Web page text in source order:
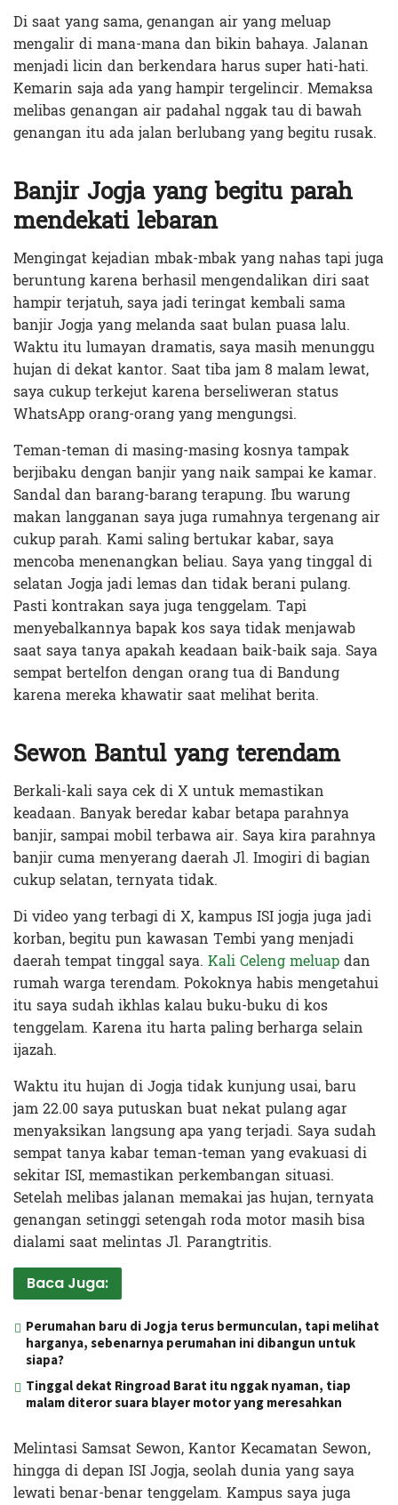
Di saat yang sama, genangan air yang meluap
mengalir di mana-mana dan bikin bahaya. Jalanan
menjadi licin dan berkendara harus super hati-hati.
Kemarin saja ada yang hampir tergelincir. Memaksa
melibas genangan air padahal nggak tau di bawah
genangan itu ada jalan berlubang yang begitu rusak.
Banjir Jogja yang begitu parah
mendekati lebaran
Mengingat kejadian mbak-mbak yang nahas tapi juga
beruntung karena berhasil mengendalikan diri saat
hampir terjatuh, saya jadi teringat kembali sama
banjir Jogja yang melanda saat bulan puasa lalu.
Waktu itu lumayan dramatis, saya masih menunggu
hujan di dekat kantor. Saat tiba jam 8 malam lewat,
saya cukup terkejut karena berseliweran status
WhatsApp orang-orang yang mengungsi.
Teman-teman di masing-masing kosnya tampak
berjibaku dengan banjir yang naik sampai ke kamar.
Sandal dan barang-barang terapung. Ibu warung
makan langganan saya juga rumahnya tergenang air
cukup parah. Kami saling bertukar kabar, saya
mencoba menenangkan beliau. Saya yang tinggal di
selatan Jogja jadi lemas dan tidak berani pulang.
Pasti kontrakan saya juga tenggelam. Tapi
menyebalkannya bapak kos saya tidak menjawab
saat saya tanya apakah keadaan baik-baik saja. Saya
sempat bertelfon dengan orang tua di Bandung
karena mereka khawatir saat melihat berita.
Sewon Bantul yang terendam
Berkali-kali saya cek di X untuk memastikan
keadaan. Banyak beredar kabar betapa parahnya
banjir, sampai mobil terbawa air. Saya kira parahnya
banjir cuma menyerang daerah Jl. Imogiri di bagian
cukup selatan, ternyata tidak.
Di video yang terbagi di X, kampus ISI jogja juga jadi
korban, begitu pun kawasan Tembi yang menjadi
daerah tempat tinggal saya. Kali Celeng meluapdan
rumah warga terendam. Pokoknya habis mengetahui
itu saya sudah ikhlas kalau buku-buku di kos
tenggelam. Karena itu harta paling berharga selain
ijazah.
Waktu itu hujan di Jogja tidak kunjung usai, baru
jam 22.00 saya putuskan buat nekat pulang agar
menyaksikan langsung apa yang terjadi. Saya sudah
sempat tanya kabar teman-teman yang evakuasi di
sekitar ISI, memastikan perkembangan situasi.
Setelah melibas jalanan memakai jas hujan, ternyata
genangan setinggi setengah roda motor masih bisa
dialami saat melintas Jl. Parangtritis.
Baca Juga:
Perumahan baru di Jogja terus bermunculan, tapi melihat
harganya, sebenarnya perumahan ini dibangun untuk
siapa?
Tinggal dekat Ringroad Barat itu nggak nyaman, tiap
malam diteror suara blayer motor yang meresahkan
Melintasi Samsat Sewon, Kantor Kecamatan Sewon,
hingga di depan ISI Jogja, seolah dunia yang saya
lewati benar-benar tenggelam. Kampus saya juga